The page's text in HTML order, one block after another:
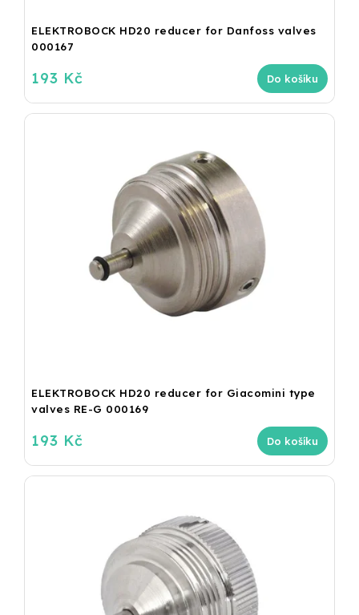
ELEKTROBOCK HD20 reducer for Danfoss valves
000167
193 Kč Do košíku
ELEKTROBOCK HD20 reducer for Giacomini type
valves RE-G 000169
193 Kč Do košíku